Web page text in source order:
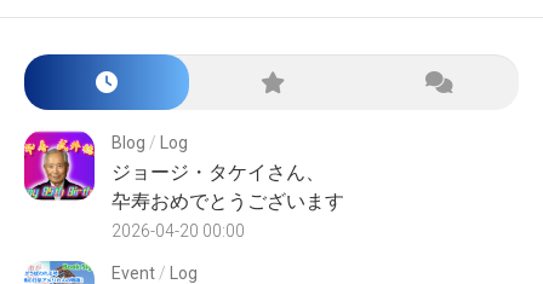
Blog / Log
ジョージ・タケイさん、
卆寿おめでとうございます
2026-04-20 00:00
Event/ Log